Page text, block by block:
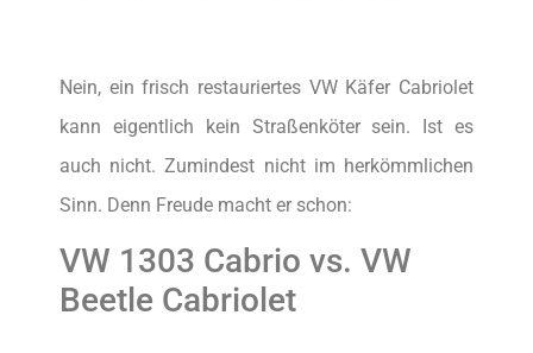
Nein, ein frisch restauriertes VW Käfer Cabriolet
kann eigentlich kein Straßenköter sein. Ist es
auch nicht. Zumindest nicht im herkömmlichen
Sinn. Denn Freude macht er schon:
VW 1303 Cabrio vs. VW
Beetle Cabriolet